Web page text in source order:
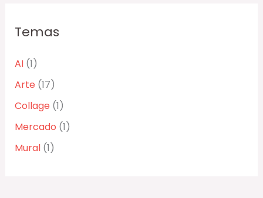
Temas
AI(1)
Arte (17)
Collage (1)
Mercado (1)
Mural(1)